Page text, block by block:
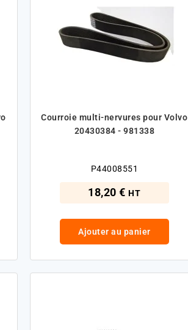
Courroie multi-nervures pour Volvo
20430384 - 981338
P44008551
18,20 €HT
Ajouter au panier